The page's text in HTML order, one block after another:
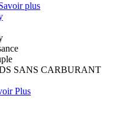
plus
SANS CARBURANT
Plus